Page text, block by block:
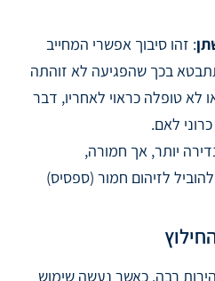
: זהו סיבוך אפשרי המחייב
תתבטא בכך שהפגיעה לא זוהתה
לא טופלה כראוי לאחריו, דבר
לאם.
יותר, אך חמורה,
לזיהום חמור (ספסיס)
רבה. כאשר נעשה שימוש